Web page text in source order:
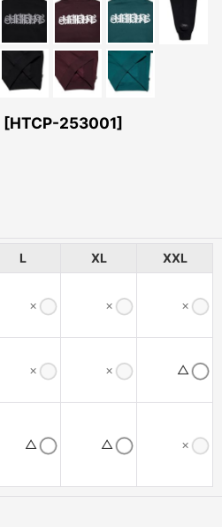
[HTCP-253001]
L XL XXL
× × ×
× × △
△ △ ×